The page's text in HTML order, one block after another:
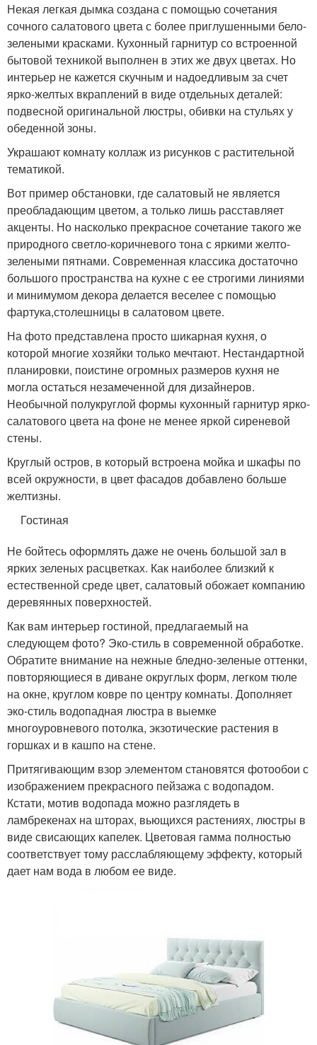
Некая легкая дымка создана с помощью сочетания
сочного салатового цвета с более приглушенными бело-
зелеными красками. Кухонный гарнитур со встроенной
бытовой техникой выполнен в этих же двух цветах. Но
интерьер не кажется скучным и надоедливым за счет
ярко-желтых вкраплений в виде отдельных деталей:
подвесной оригинальной люстры, обивки на стульях у
обеденной зоны.
Украшают комнату коллаж из рисунков с растительной
тематикой.
Вот пример обстановки, где салатовый не является
преобладающим цветом, а только лишь расставляет
акценты. Но насколько прекрасное сочетание такого же
природного светло-коричневого тона с яркими желто-
зелеными пятнами. Современная классика достаточно
большого пространства на кухне с ее строгими линиями
и минимумом декора делается веселее с помощью
фартука,столешницы в салатовом цвете.
На фото представлена просто шикарная кухня, о
которой многие хозяйки только мечтают. Нестандартной
планировки, поистине огромных размеров кухня не
могла остаться незамеченной для дизайнеров.
Необычной полукруглой формы кухонный гарнитур ярко-
салатового цвета на фоне не менее яркой сиреневой
стены.
Круглый остров, в который встроена мойка и шкафы по
всей окружности, в цвет фасадов добавлено больше
желтизны.
Гостиная
Не бойтесь оформлять даже не очень большой зал в
ярких зеленых расцветках. Как наиболее близкий к
естественной среде цвет, салатовый обожает компанию
деревянных поверхностей.
Как вам интерьер гостиной, предлагаемый на
следующем фото? Эко-стиль в современной обработке.
Обратите внимание на нежные бледно-зеленые оттенки,
повторяющиеся в диване округлых форм, легком тюле
на окне, круглом ковре по центру комнаты. Дополняет
эко-стиль водопадная люстра в выемке
многоуровневого потолка, экзотические растения в
горшках и в кашпо на стене.
Притягивающим взор элементом становятся фотообои с
изображением прекрасного пейзажа с водопадом.
Кстати, мотив водопада можно разглядеть в
ламбрекенах на шторах, вьющихся растениях, люстры в
виде свисающих капелек. Цветовая гамма полностью
соответствует тому расслабляющему эффекту, который
дает нам вода в любом ее виде.